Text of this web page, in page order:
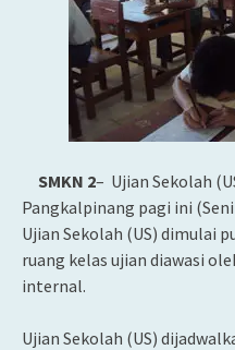
SMKN 2– Ujian Sekolah
Pangkalpinang pagi ini
Ujian Sekolah (US) dimulai
ruang kelas ujian diawasi
internal.
Ujian Sekolah (US)